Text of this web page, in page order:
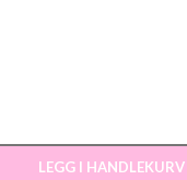
LEGG I HANDLEKURV